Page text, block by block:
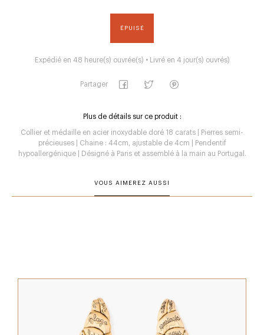
ÉPUISÉ
Expédié en 48 heure(s) ouvrée(s) • Livré en 4 jour(s) ouvrés)
Partager
Plus de détails sur ce produit :
Collier et médaille en acier inoxydable doré 18 carats | Pierres semi-
précieuses | Chaine : 44cm, ajustable de 4cm | Pendentif
hypoallergénique | Désigné à Paris et assemblé à la main au Portugal.
VOUS AIMEREZ AUSSI